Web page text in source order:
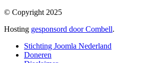
© Copyright 2025
Hosting gesponsord door Combell.
Stichting Joomla Nederland
Doneren